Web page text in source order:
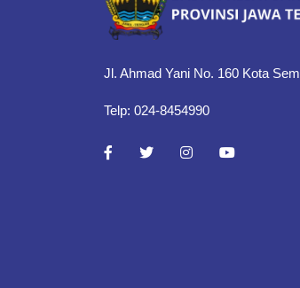
Jl. Ahmad Yani No. 160 Kota
Telp: 024-8454990